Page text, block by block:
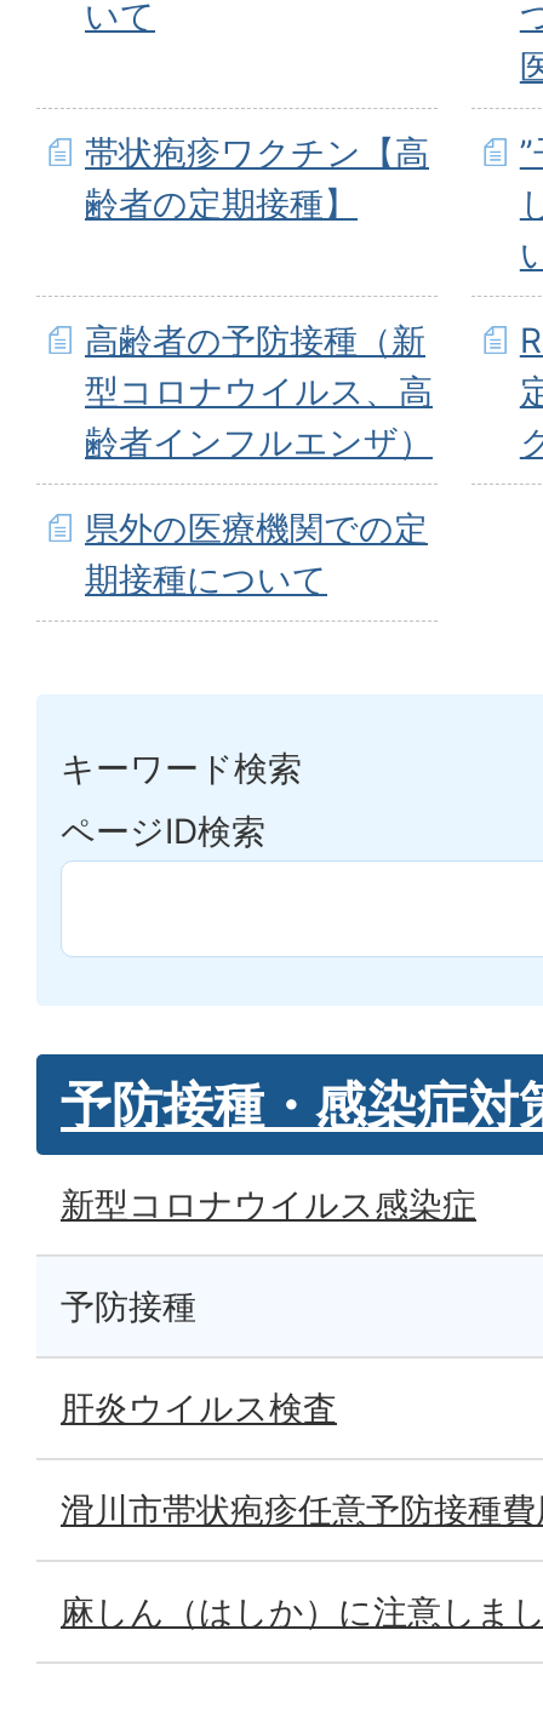
いて
帯状疱疹ワクチン【高
齢者の定期接種】
高齢者の予防接種（新
型コロナウイルス、高
齢者インフルエンザ）
県外の医療機関での定
期接種について
キーワード検索
ページID検索
予防接種・感染症対
新型コロナウイルス感染症
予防接種
肝炎ウイルス検査
滑川市帯状疱疹任意予防接種
麻しん（はしか）に注意しま